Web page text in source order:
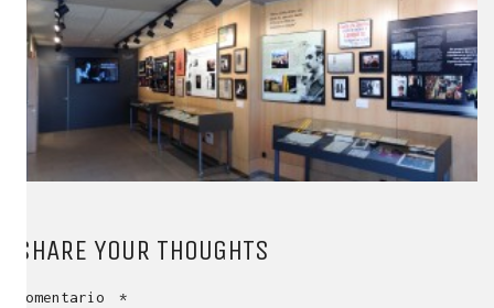
SHARE YOUR THOUGHTS
Comentario *